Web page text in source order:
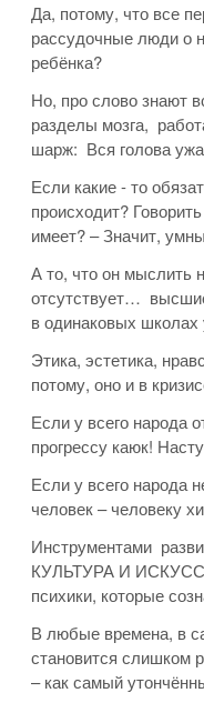
Да, потому, что все
рассудочные люди о
ребёнка?
Но, про слово знают
разделы мозга,
шарж: Вся голова
Если какие - то
происходит?
имеет? – Значит,
А то, что он мыслить
отсутствует…
в одинаковых школах
Этика, эстетика,
потому, оно и в
Если у всего народа
прогрессу каюк!
Если у всего народа
человек – человеку
Инструментами
КУЛЬТУРА И
психики, которые
В любые времена, в
становится слишком
– как самый